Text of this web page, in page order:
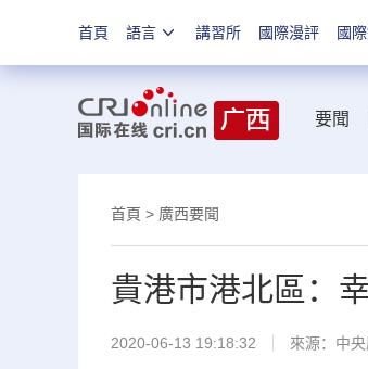
首頁 語言 講習所 國際漫評 國
要聞
首頁 > 廣西要聞
貴港市港北區：
2020-06-13 19:18:32 來源： 中